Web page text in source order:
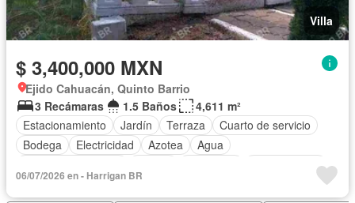
Villa
$ 3,400,000 MXN
Ejido Cahuacán, Quinto Barrio
3 Recámaras
1.5 Baños
4,611 m²
Estacionamiento
Jardín Terraza
Cuarto de servicio
Bodega
Electricidad Azotea
Agua
Zonas verdes
Vista panorámica
Permite mascotas
06/07/2026 en - Harrigan BR